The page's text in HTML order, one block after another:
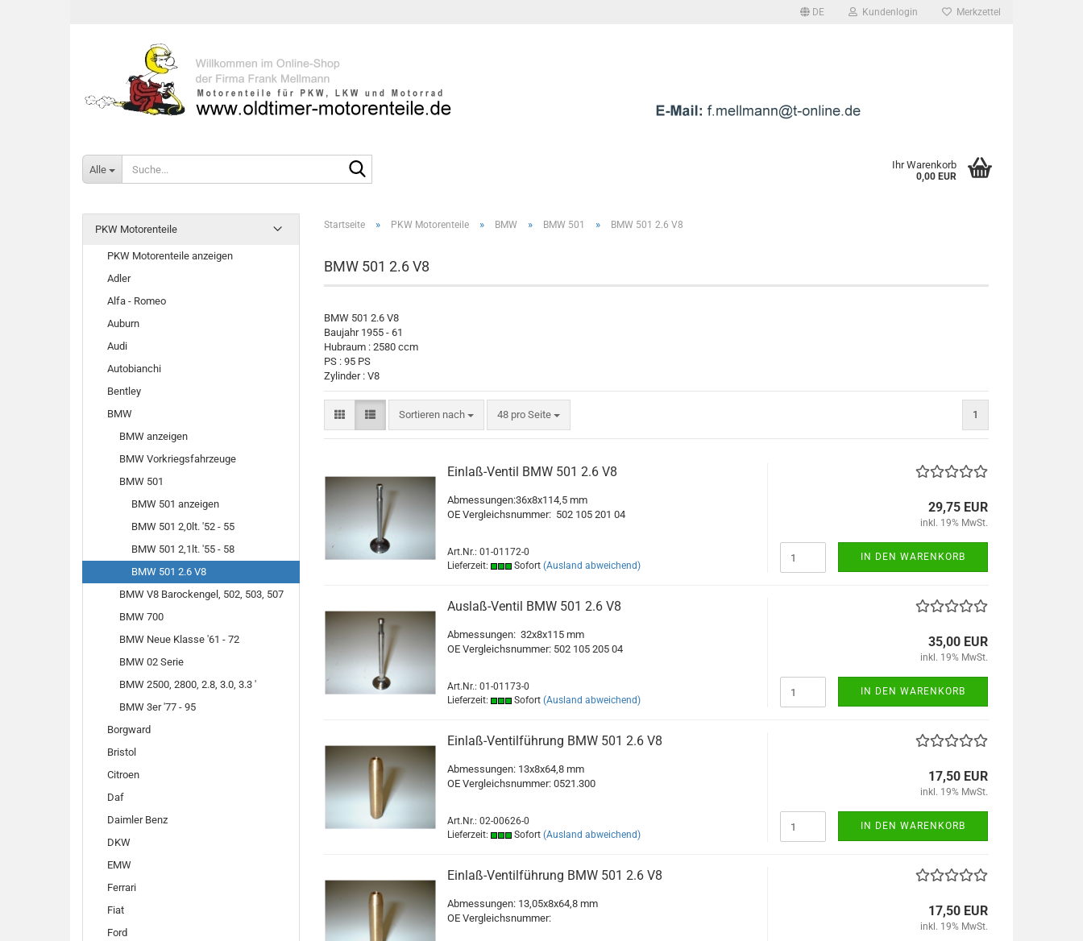
DE Kundenlogin Merkzettel
Alle Ihr Warenkorb
0,00 EUR
Startseite » PKW Motorenteile » BMW » BMW 501 » BMW 501 2.6 V8
BMW 501 2.6 V8
BMW 501 2.6 V8
Baujahr 1955 - 61
Hubraum : 2580 ccm
PS : 95 PS
Zylinder : V8
Sortieren nach
Sortieren nach 48 pro Seite
pro Seite 1
Einlaß-Ventil BMW 501 2.6 V8
Abmessungen:36x8x114,5 mm
OE Vergleichsnummer: 502 105 201 04
Art.Nr.: 01-01172-0
Lieferzeit:
Sofort (Ausland abweichend)
29,75 EUR
inkl. 19% MwSt.
IN DEN WARENKORB
Auslaß-Ventil BMW 501 2.6 V8
Abmessungen: 32x8x115 mm
OE Vergleichsnummer: 502 105 205 04
Art.Nr.: 01-01173-0
Lieferzeit:
Sofort (Ausland abweichend)
35,00 EUR
inkl. 19% MwSt.
IN DEN WARENKORB
Einlaß-Ventilführung BMW 501 2.6 V8
Abmessungen: 13x8x64,8 mm
OE Vergleichsnummer: 0521.300
Art.Nr.: 02-00626-0
Lieferzeit:
Sofort (Ausland abweichend)
17,50 EUR
inkl. 19% MwSt.
IN DEN WARENKORB
Einlaß-Ventilführung BMW 501 2.6 V8
Abmessungen: 13,05x8x64,8 mm
OE Vergleichsnummer:
17,50 EUR
inkl. 19% MwSt.
PKW Motorenteile
PKW Motorenteile anzeigen
Adler
Alfa - Romeo
Auburn
Audi
Autobianchi
Bentley
BMW
BMW anzeigen
BMW Vorkriegsfahrzeuge
BMW 501
BMW 501 anzeigen
BMW 501 2,0lt. '52 - 55
BMW 501 2,1lt. '55 - 58
BMW 501 2.6 V8
BMW V8 Barockengel, 502, 503, 507
BMW 700
BMW Neue Klasse '61 - 72
BMW 02 Serie
BMW 2500, 2800, 2.8, 3.0, 3.3 '
BMW 3er '77 - 95
Borgward
Bristol
Citroen
Daf
Daimler Benz
DKW
EMW
Ferrari
Fiat
Ford